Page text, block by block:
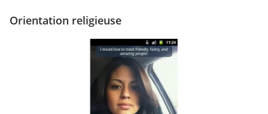
Orientation religieuse